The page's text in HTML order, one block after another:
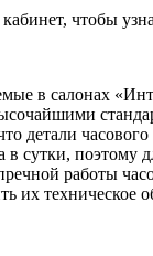
чтобы
в салонах
детали
в сутки, поэтому
работы
их техническое